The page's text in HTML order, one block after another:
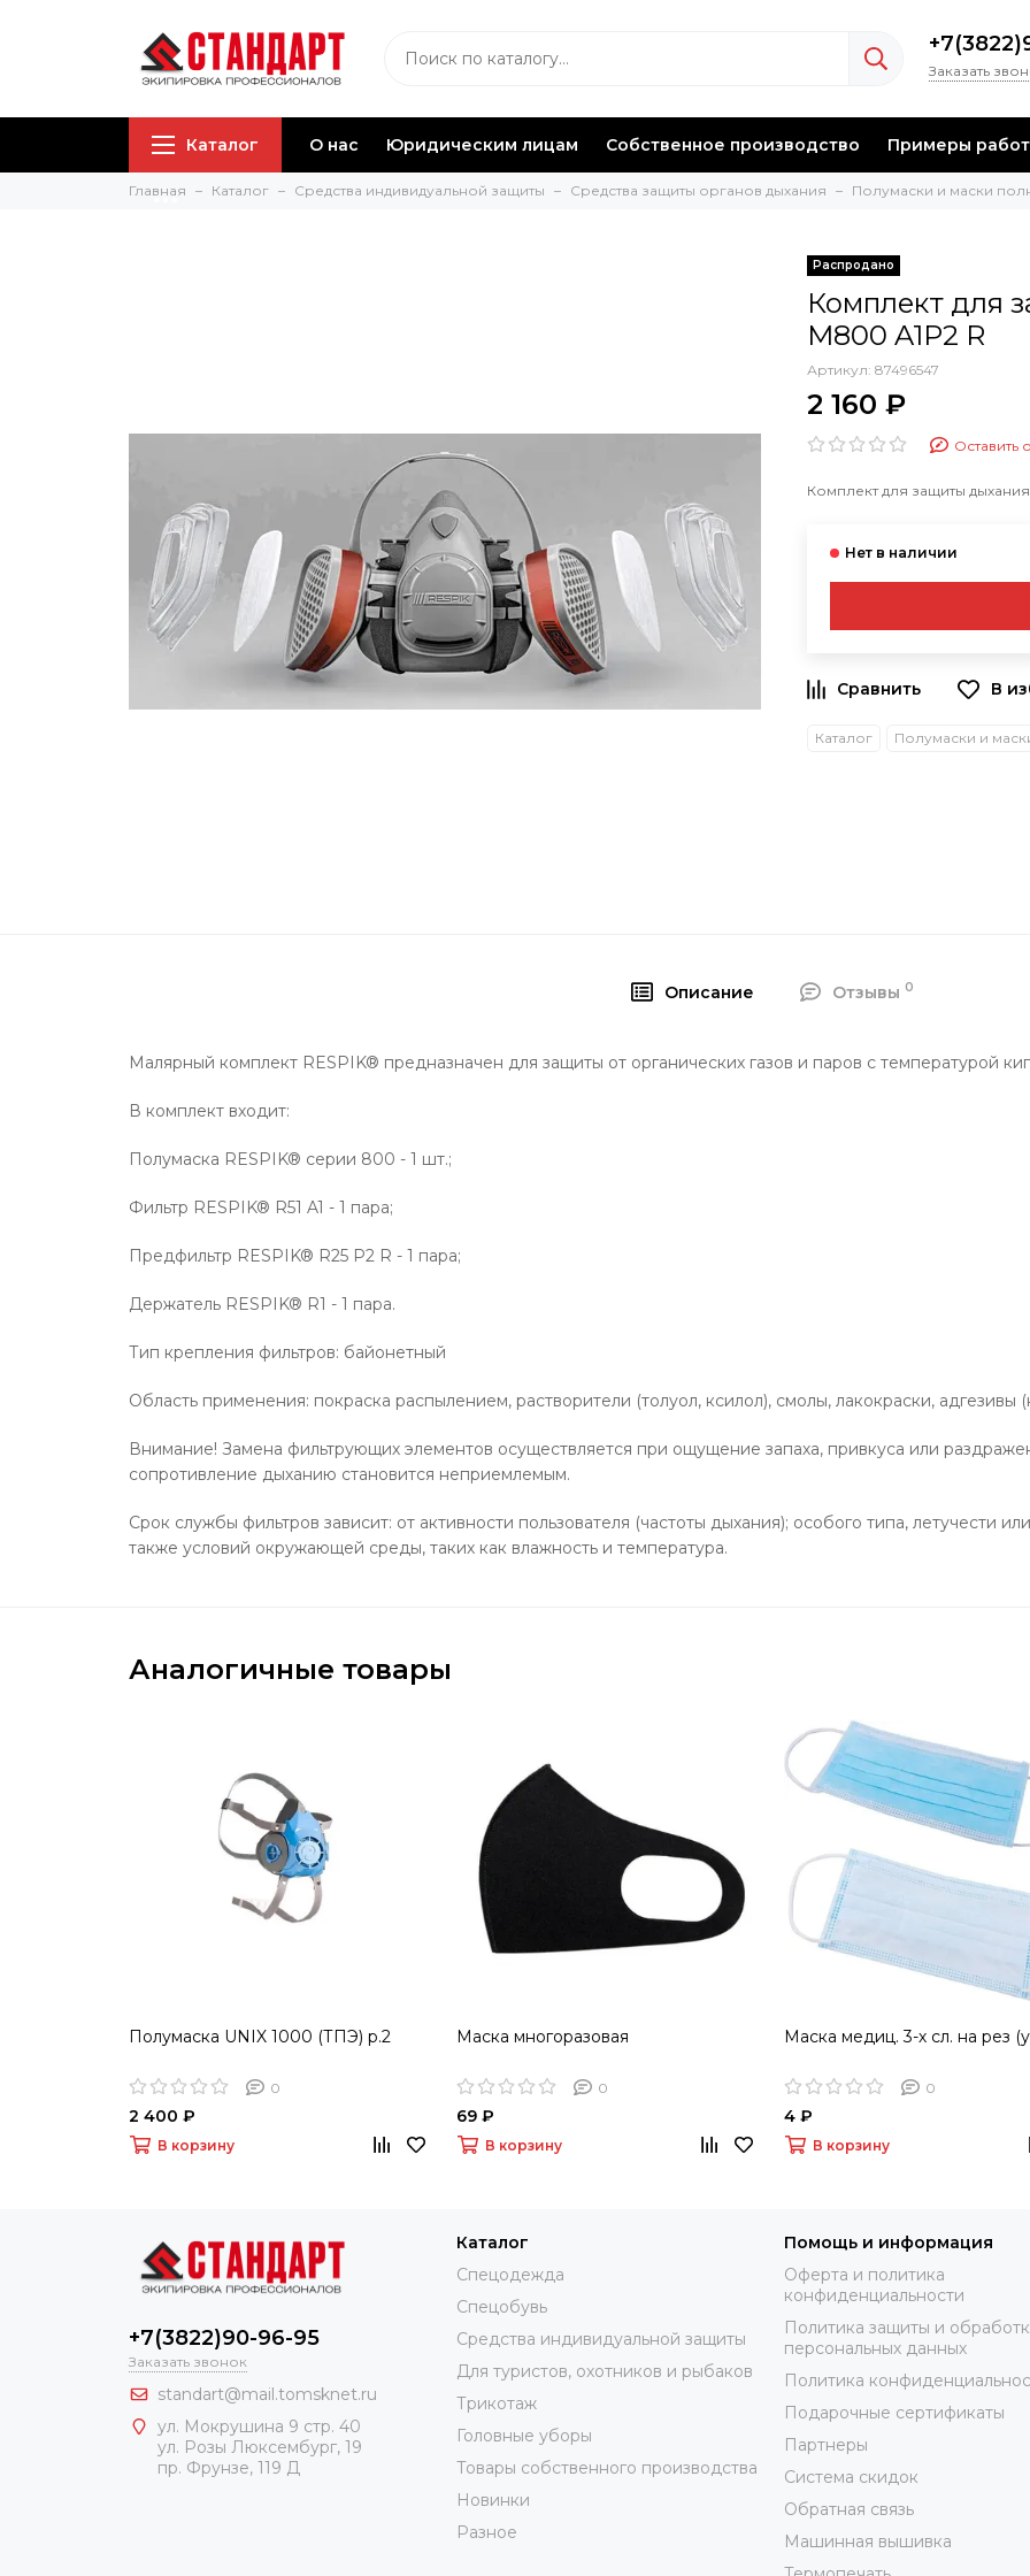
Заказать
Каталог О нас Юридическим лицам Собственное производство Примеры работ
Главная Каталог Средства индивидуальной защиты Средства защиты органов дыхания Полумаски и маски
Комплект для
M800 A1P2 R
Артикул: 87496547
2 160 ₽
Оставить
Комплект для защиты дыхания
В
Каталог
Описание Отзывы 0
Малярный комплект RESPIK® предназначен для защиты от органических газов и паров с температурой
В комплект входит:
Полумаска RESPIK® серии 800 - 1 шт.;
Фильтр RESPIK® R51 A1 - 1 пара;
Предфильтр RESPIK® R25 P2 R - 1 пара;
Держатель RESPIK® R1 - 1 пара.
Тип крепления фильтров: байонетный
Область применения: покраска распылением, растворители (толуол, ксилол), смолы, лакокраски, адгезивы
Внимание! Замена фильтрующих элементов осуществляется при ощущение запаха, привкуса или
сопротивление дыханию становится неприемлемым.
Срок службы фильтров зависит: от активности пользователя (частоты дыхания); особого типа, летучести
также условий окружающей среды, таких как влажность и температура.
Аналогичные товары
Полумаска UNIX 1000 (ТПЭ) р.2
0
2 400 ₽
В корзину
Маска многоразовая
0
69 ₽
В корзину
Маска медиц. 3-х сл. на рез
0
4 ₽
В корзину
+7(3822)90-96-95
Заказать звонок
standart@mail.tomsknet.ru
ул. Мокрушина 9 стр. 40
ул. Розы Люксембург, 19
пр. Фрунзе, 119 Д
Каталог
Спецодежда
Спецобувь
Средства индивидуальной защиты
Для туристов, охотников и рыбаков
Трикотаж
Головные уборы
Товары собственного производства
Новинки
Разное
Помощь и информация
Оферта и политика
конфиденциальности
Политика защиты и
персональных данных
Политика
Подарочные сертификаты
Партнеры
Система скидок
Обратная связь
Машинная вышивка